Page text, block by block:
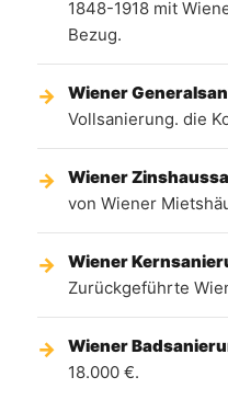
1848-1918 mit
Bezug.
Wiener
Vollsanierung. die
Wiener
von Wiener
Wiener
Zurückgeführte
Wiener
18.000 €.